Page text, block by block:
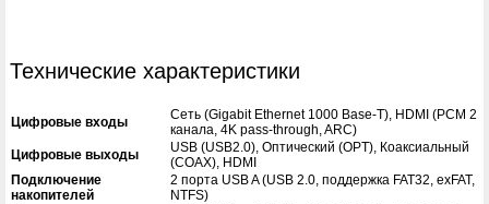
Технические характеристики
Цифровые входы
Сеть (Gigabit Ethernet 1000 Base-T), HDMI (PCM 2
канала, 4K pass-through, ARC)
Цифровые выходы
USB (USB2.0), Оптический (OPT), Коаксиальный
(COAX), HDMI
Подключение
накопителей
2 порта USB A (USB 2.0, поддержка FAT32, exFAT,
NTFS)